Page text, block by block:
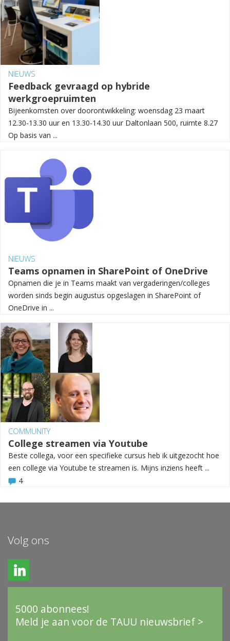
NIEUWS
Feedback gevraagd op hybride
werkgroepruimten
Bijeenkomsten over doorontwikkeling: woensdag 23 maart
12.30-13.30 uur en 13.30-14.30 uur Daltonlaan 500, ruimte 8.27
Op basis van ...
NIEUWS
Teams opnamen in SharePoint of OneDrive
Opnamen die je in Teams maakt van vergaderingen/colleges
worden sinds begin augustus opgeslagen in SharePoint of
OneDrive in ...
COMMUNITY
College streamen via Youtube
Beste collega, voor een specifieke cursus heb ik uitgezocht hoe
een college via Youtube te streamen is. Mijns inziens heeft ...
4
Volg ons
5000 abonnees!
Meld je aan voor de TAUU nieuwsbrief >